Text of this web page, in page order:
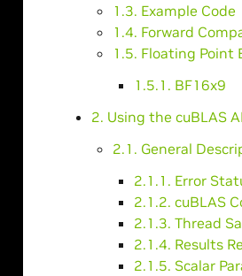
1.3. Example Code
1.4. Forward
1.5. Floating Point
1.5.1. BF16x9
2. Using the cuBLAS
2.1. General
2.1.1. Error
2.1.2. cuBLAS
2.1.3. Thread
2.1.4. Results
2.1.5. Scalar